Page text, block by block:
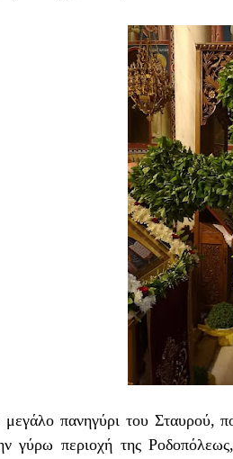
μεγάλο πανηγύρι του Σταυρού,
γύρω περιοχή της